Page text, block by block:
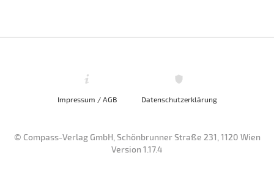
Impressum / AGB Datenschutzerklärung
© Compass-Verlag GmbH, Schönbrunner Straße 231, 1120 Wien
Version 1.17.4